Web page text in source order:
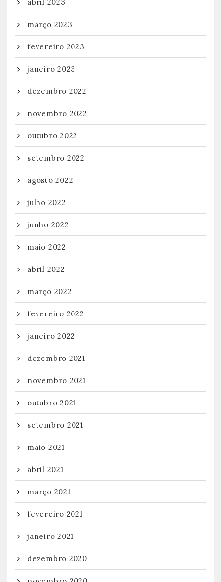
abril 2023
março 2023
fevereiro 2023
janeiro 2023
dezembro 2022
novembro 2022
outubro 2022
setembro 2022
agosto 2022
julho 2022
junho 2022
maio 2022
abril 2022
março 2022
fevereiro 2022
janeiro 2022
dezembro 2021
novembro 2021
outubro 2021
setembro 2021
maio 2021
abril 2021
março 2021
fevereiro 2021
janeiro 2021
dezembro 2020